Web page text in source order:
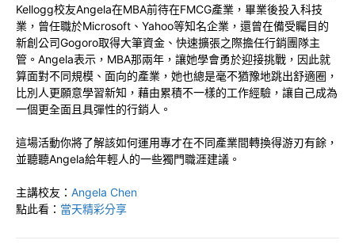
Kellogg校友Angela在MBA前待在FMCG產業，畢業後投入科技
業，曾任職於Microsoft、Yahoo等知名企業，還曾在備受矚目的
新創公司Gogoro取得大筆資金、快速擴張之際擔任行銷團隊主
管。Angela表示，MBA那兩年，讓她學會勇於迎接挑戰，因此就
算面對不同規模、面向的產業，她也總是毫不猶豫地跳出舒適圈，
比別人更願意學習新知，藉由累積不一樣的工作經驗，讓自己成為
一個更全面且具彈性的行銷人。
這場活動你將了解該如何運用專才在不同產業間轉換得游刃有餘，
並聽聽Angela給年輕人的一些獨門職涯建議。
主講校友： Angela Chen
點此看： 當天精彩分享